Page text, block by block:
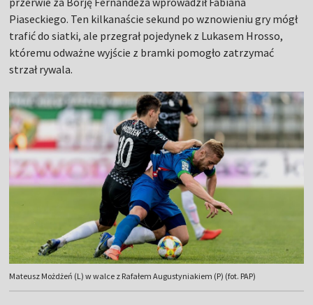
Piaseckiego. Ten kilkanaście sekund po wznowieniu gry mógł
trafić do siatki, ale przegrał pojedynek z Lukasem Hrosso,
któremu odważne wyjście z bramki pomogło zatrzymać
strzał rywala.
Mateusz Możdżeń (L) w walce z Rafałem Augustyniakiem (P) (fot. PAP)